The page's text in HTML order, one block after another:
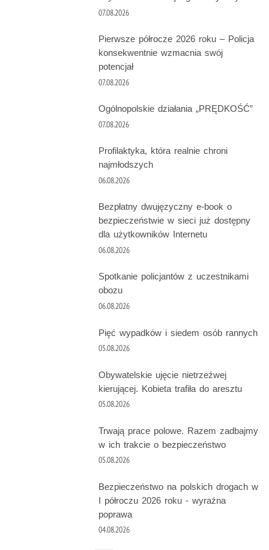
07.08.2026
Pierwsze półrocze 2026 roku – Policja
konsekwentnie wzmacnia swój
potencjał
07.08.2026
Ogólnopolskie działania „PRĘDKOŚĆ”
07.08.2026
Profilaktyka, która realnie chroni
najmłodszych
06.08.2026
Bezpłatny dwujęzyczny e-book o
bezpieczeństwie w sieci już dostępny
dla użytkowników Internetu
06.08.2026
Spotkanie policjantów z uczestnikami
obozu
06.08.2026
Pięć wypadków i siedem osób rannych
05.08.2026
Obywatelskie ujęcie nietrzeźwej
kierującej. Kobieta trafiła do aresztu
05.08.2026
Trwają prace polowe. Razem zadbajmy
w ich trakcie o bezpieczeństwo
05.08.2026
Bezpieczeństwo na polskich drogach w
I półroczu 2026 roku - wyraźna
poprawa
04.08.2026